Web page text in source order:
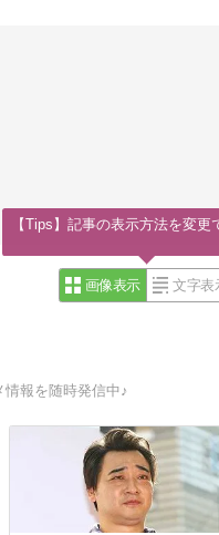
画像表示 文字表
報を随時発信中♪
【Tips】記事の表示方法を変更